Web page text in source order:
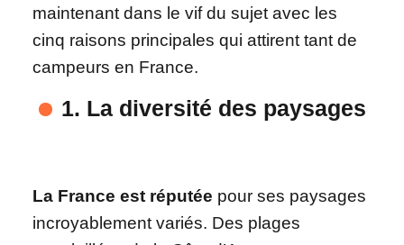
maintenant dans le vif du sujet avec les
cinq raisons principales qui attirent tant de
campeurs en France.
1. La diversité des paysages
La France est réputée pour ses paysages
incroyablement variés. Des plages